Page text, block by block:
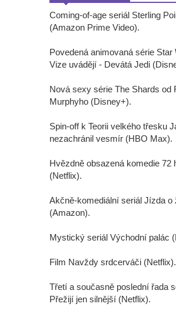
Coming-of-age seriál Sterling
(Amazon Prime Video).
Povedená animovaná série Star
Vize uvádějí - Devátá Jedi
Nová sexy série The Shards od
Murphyho (Disney+).
Spin-off k Teorii velkého třesku
nezachránil vesmír (HBO Max).
Hvězdně obsazená komedie 72
(Netflix).
Akčně-komediální seriál Jízda o
(Amazon).
Mystický seriál Východní palác
Film Navždy srdcerváči (Netflix).
Třetí a současně poslední řada
Přežijí jen silnější (Netflix).